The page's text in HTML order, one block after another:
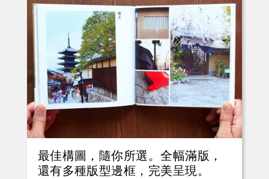
最佳構圖，隨你所選。全幅滿版，
還有多種版型邊框，完美呈現。